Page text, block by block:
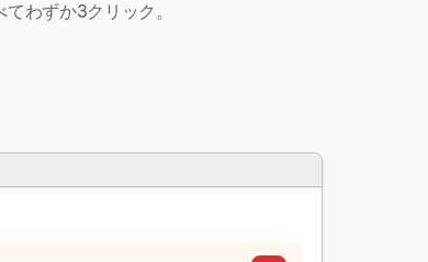
わずか3クリック。